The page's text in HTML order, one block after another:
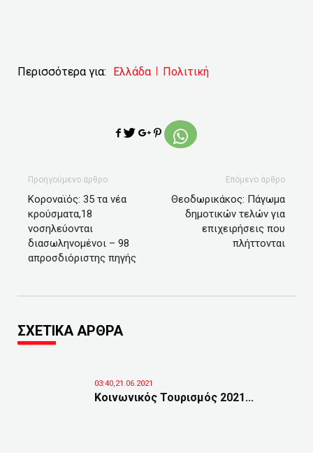
Περισσότερα για: Ελλάδα Πολιτική
Προηγούμενο άρθρο
Κοροναϊός: 35 τα νέα
κρούσματα,18
νοσηλεύονται
διασωληνομένοι – 98
απροσδιόριστης πηγής
Επόμενο άρθρο
Θεοδωρικάκος: Πάγωμα
δημοτικών τελών για
επιχειρήσεις που
πλήττονται
ΣΧΕΤΙΚΑ ΑΡΘΡΑ
03:40,21.06.2021
Κοινωνικός Τουρισμός 2021...